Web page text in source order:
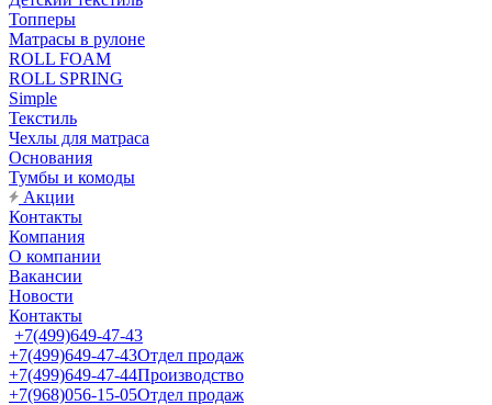
Топперы
Матрасы в рулоне
ROLL FOAM
ROLL SPRING
Simple
Текстиль
Чехлы для матраса
Основания
Тумбы и комоды
Акции
Контакты
Компания
О компании
Вакансии
Новости
Контакты
+7(499)649-47-43
+7(499)649-47-43Отдел продаж
+7(499)649-47-44Производство
+7(968)056-15-05Отдел продаж